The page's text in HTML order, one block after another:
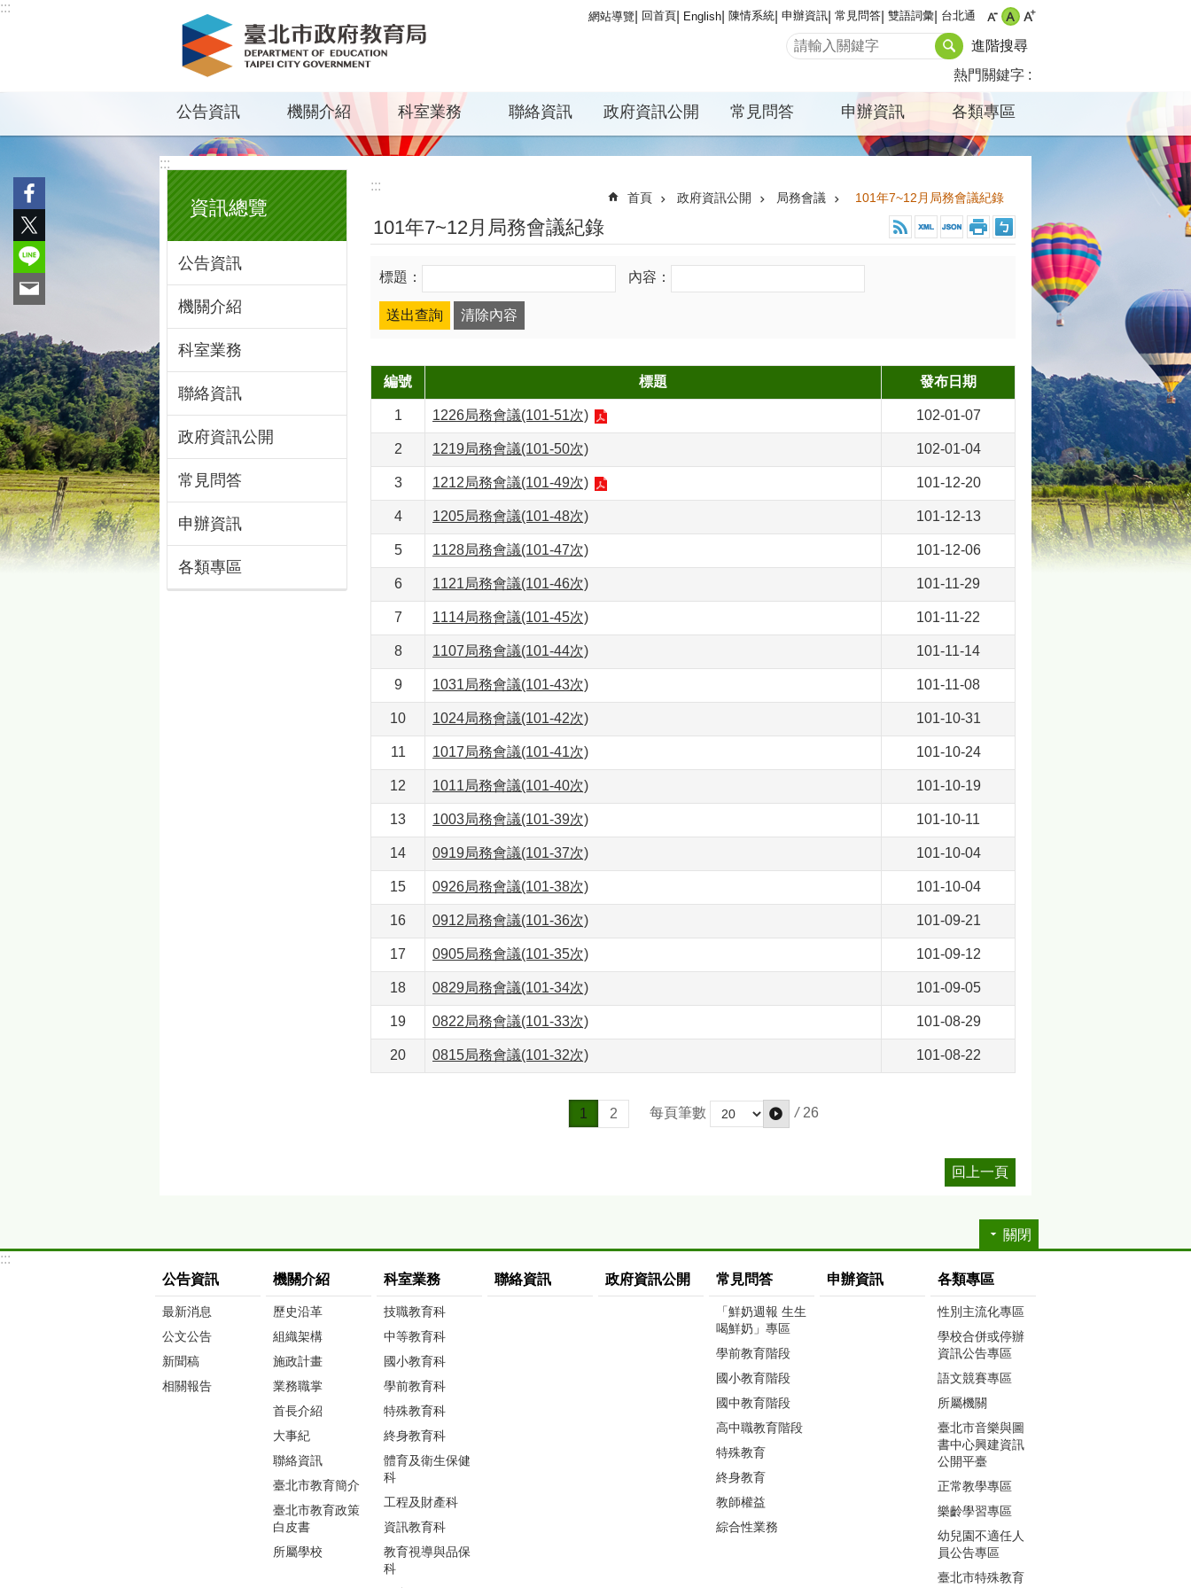
跳到主要內容區塊
:::
網站導覽 回首頁 English 陳情系統 申辦資訊 常見問答 雙語詞彙 台北通
進階搜尋
熱門關鍵字
公告資訊 機關介紹 科室業務 聯絡資訊 政府資訊公開 常見問答 申辦資訊 各類專區
:::
資訊總覽
公告資訊
機關介紹
科室業務
聯絡資訊
政府資訊公開
常見問答
申辦資訊
各類專區
:::
首頁 政府資訊公開 局務會議 101年7~12月局務會議紀錄
101年7~12月局務會議紀錄
標題： 內容：
編號 標題 發布日期
1 1226局務會議(101-51次) 102-01-07
2 1219局務會議(101-50次) 102-01-04
3 1212局務會議(101-49次) 101-12-20
4 1205局務會議(101-48次) 101-12-13
5 1128局務會議(101-47次) 101-12-06
6 1121局務會議(101-46次) 101-11-29
7 1114局務會議(101-45次) 101-11-22
8 1107局務會議(101-44次) 101-11-14
9 1031局務會議(101-43次) 101-11-08
10 1024局務會議(101-42次) 101-10-31
11 1017局務會議(101-41次) 101-10-24
12 1011局務會議(101-40次) 101-10-19
13 1003局務會議(101-39次) 101-10-11
14 0919局務會議(101-37次) 101-10-04
15 0926局務會議(101-38次) 101-10-04
16 0912局務會議(101-36次) 101-09-21
17 0905局務會議(101-35次) 101-09-12
18 0829局務會議(101-34次) 101-09-05
19 0822局務會議(101-33次) 101-08-29
20 0815局務會議(101-32次) 101-08-22
1 2 每頁筆數 / 26
回上一頁
關閉
:::
公告資訊
最新消息
公文公告
新聞稿
相關報告
機關介紹
歷史沿革
組織架構
施政計畫
業務職掌
首長介紹
大事紀
聯絡資訊
臺北市教育簡介
臺北市教育政策
白皮書
所屬學校
科室業務
技職教育科
中等教育科
國小教育科
學前教育科
特殊教育科
終身教育科
體育及衛生保健
科
工程及財產科
資訊教育科
教育視導與品保
科
聯絡資訊 政府資訊公開 常見問答
「鮮奶週報 生生
喝鮮奶」專區
學前教育階段
國小教育階段
國中教育階段
高中職教育階段
特殊教育
終身教育
教師權益
綜合性業務
申辦資訊 各類專區
性別主流化專區
學校合併或停辦
資訊公告專區
語文競賽專區
所屬機關
臺北市音樂與圖
書中心興建資訊
公開平臺
正常教學專區
樂齡學習專區
幼兒園不適任人
員公告專區
臺北市特殊教育